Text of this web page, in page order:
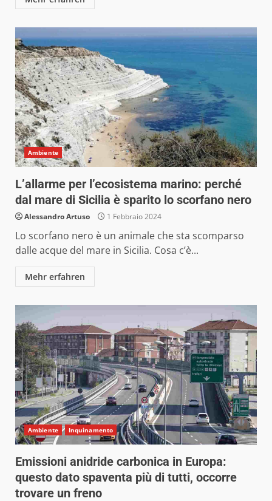
Ambiente
L’allarme per l’ecosistema marino: perché
dal mare di Sicilia è sparito lo scorfano nero
Alessandro Artuso 1 Febbraio 2024
Lo scorfano nero è un animale che sta scomparso
dalle acque del mare in Sicilia. Cosa c’è...
Mehr erfahren
Ambiente Inquinamento
Emissioni anidride carbonica in Europa:
questo dato spaventa più di tutti, occorre
trovare un freno